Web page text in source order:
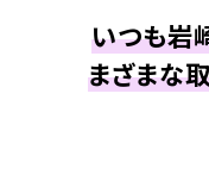
いつも岩
まざまな